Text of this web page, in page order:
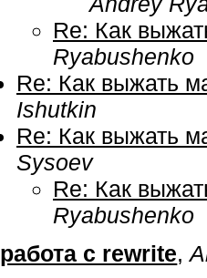
Re: Как
Ryabushenko
Re: Как выжать
Ishutkin
Re: Как выжать
Sysoev
Re: Как
Ryabushenko
работа с rewrite,